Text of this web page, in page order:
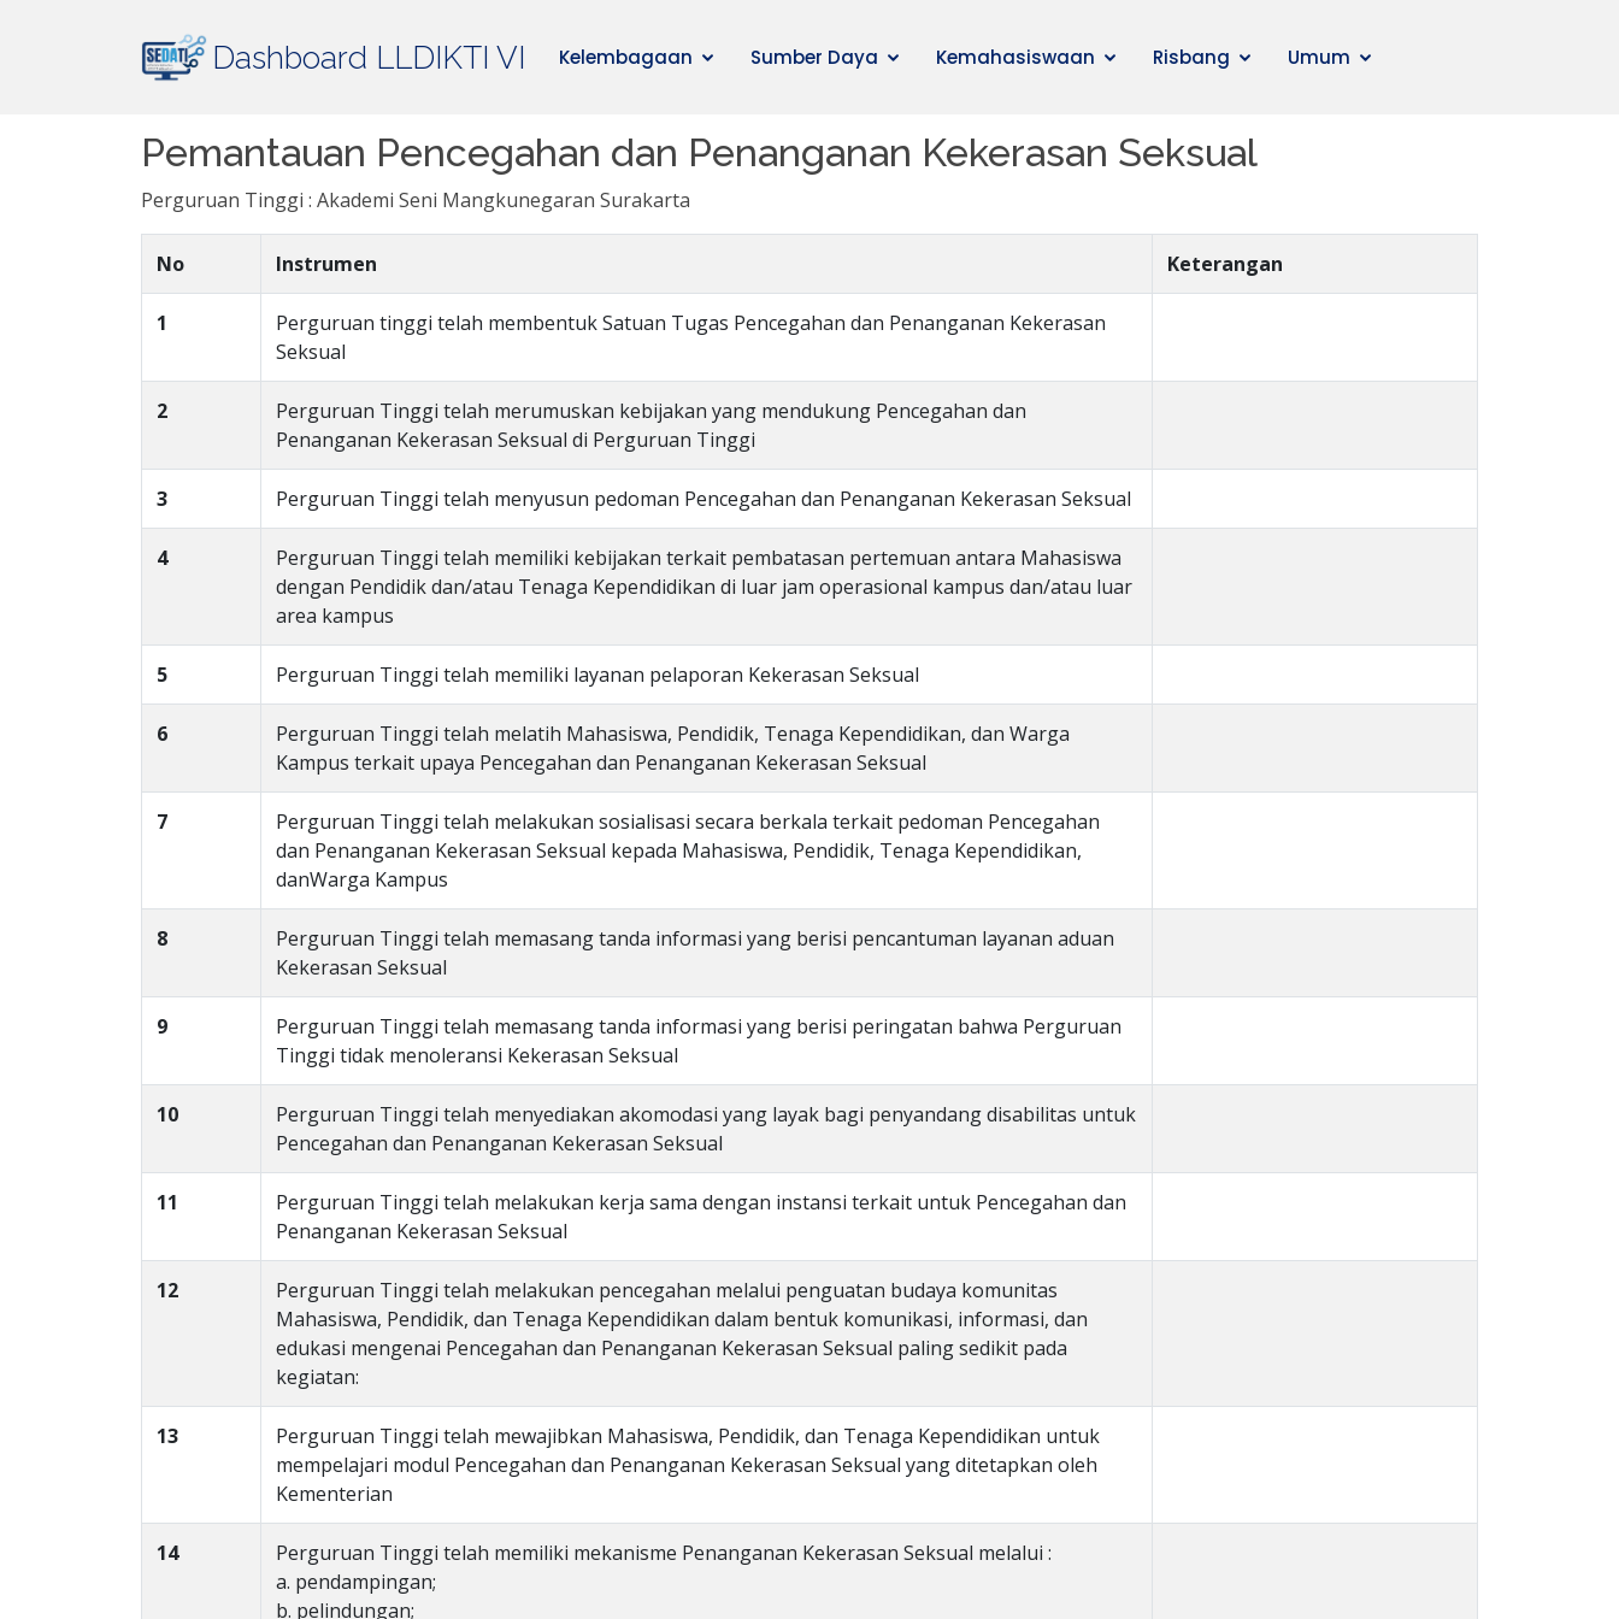
Dashboard LLDIKTI VI Kelembagaan Sumber Daya Kemahasiswaan Risbang Umum
Pemantauan Pencegahan dan Penanganan Kekerasan Seksual
Perguruan Tinggi : Akademi Seni Mangkunegaran Surakarta
No Instrumen Keterangan
1
Perguruan tinggi telah membentuk Satuan Tugas Pencegahan dan Penanganan Kekerasan
Seksual
2
Perguruan Tinggi telah merumuskan kebijakan yang mendukung Pencegahan dan
Penanganan Kekerasan Seksual di Perguruan Tinggi
3 Perguruan Tinggi telah menyusun pedoman Pencegahan dan Penanganan Kekerasan Seksual
4
Perguruan Tinggi telah memiliki kebijakan terkait pembatasan pertemuan antara Mahasiswa
dengan Pendidik dan/atau Tenaga Kependidikan di luar jam operasional kampus dan/atau luar
area kampus
5 Perguruan Tinggi telah memiliki layanan pelaporan Kekerasan Seksual
6
Perguruan Tinggi telah melatih Mahasiswa, Pendidik, Tenaga Kependidikan, dan Warga
Kampus terkait upaya Pencegahan dan Penanganan Kekerasan Seksual
7
Perguruan Tinggi telah melakukan sosialisasi secara berkala terkait pedoman Pencegahan
dan Penanganan Kekerasan Seksual kepada Mahasiswa, Pendidik, Tenaga Kependidikan,
danWarga Kampus
8
Perguruan Tinggi telah memasang tanda informasi yang berisi pencantuman layanan aduan
Kekerasan Seksual
9
Perguruan Tinggi telah memasang tanda informasi yang berisi peringatan bahwa Perguruan
Tinggi tidak menoleransi Kekerasan Seksual
10
Perguruan Tinggi telah menyediakan akomodasi yang layak bagi penyandang disabilitas untuk
Pencegahan dan Penanganan Kekerasan Seksual
11
Perguruan Tinggi telah melakukan kerja sama dengan instansi terkait untuk Pencegahan dan
Penanganan Kekerasan Seksual
12
Perguruan Tinggi telah melakukan pencegahan melalui penguatan budaya komunitas
Mahasiswa, Pendidik, dan Tenaga Kependidikan dalam bentuk komunikasi, informasi, dan
edukasi mengenai Pencegahan dan Penanganan Kekerasan Seksual paling sedikit pada
kegiatan:
13
Perguruan Tinggi telah mewajibkan Mahasiswa, Pendidik, dan Tenaga Kependidikan untuk
mempelajari modul Pencegahan dan Penanganan Kekerasan Seksual yang ditetapkan oleh
Kementerian
14
Perguruan Tinggi telah memiliki mekanisme Penanganan Kekerasan Seksual melalui :
a. pendampingan;
b. pelindungan;